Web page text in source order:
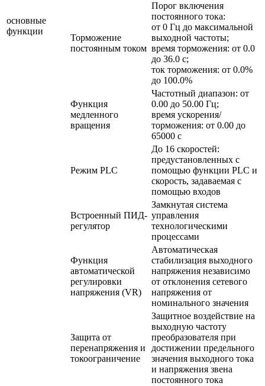
основные
функции
Торможение
постоянным током
Порог включения
постоянного тока:
от 0 Гц до максимальной
выходной частоты;
время торможения: от 0.0
до 36.0 с;
ток торможения: от 0.0%
до 100.0%
Функция
медленного
вращения
Частотный диапазон: от
0.00 до 50.00 Гц;
время ускорения/
торможения: от 0.00 до
65000 с
Режим PLC
До 16 скоростей:
предустановленных с
помощью функции PLC и
скорость, задаваемая с
помощью входов
Встроенный ПИД-
регулятор
Замкнутая система
управления
технологическими
процессами
Функция
автоматической
регулировки
напряжения (VR)
Автоматическая
стабилизация выходного
напряжения независимо
от отклонения сетевого
напряжения от
номинального значения
Защита от
перенапряжения и
токоограничение
Защитное воздействие на
выходную частоту
преобразователя при
достижении предельного
значения выходного тока
и напряжения звена
постоянного тока